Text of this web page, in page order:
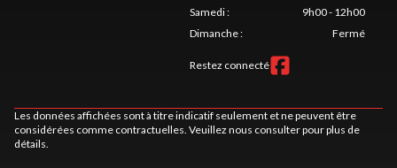
Samedi:
9h00 - 12h00
Dimanche: Fermé
Restez connecté
Les données affichées sont à titre indicatif seulement et ne peuvent être
considérées comme contractuelles. Veuillez nous consulter pour plus de
détails.